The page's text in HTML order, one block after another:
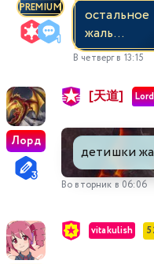
PREMIUM
жаль...
В четверг в 13:15
Лорд
[天道]
детишки
Во вторник в 06:06
vitakulish